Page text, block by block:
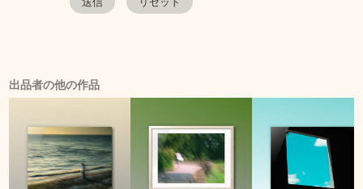
出品者の他の作品